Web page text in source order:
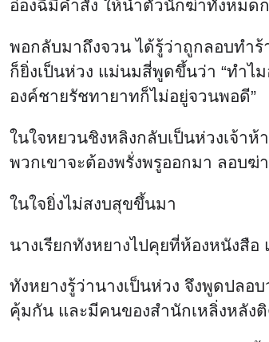
อ๋องฉีมีคำสั่ง ให้นำตัวนักฆ่าทั้งหมด
พอกลับมาถึงจวน ได้รู้ว่าถูกลอบทำร้
ก็ยิ่งเป็นห่วง แม่นมสี่พูดขึ้นว่า “ทำไ
องค์ชายรัชทายาทก็ไม่อยู่จวนพอดี”
ในใจหยวนชิงหลิงกลับเป็นห่วงเจ้า
พวกเขาจะต้องพรั่งพรูออกมา ลอบฆ่
ในใจยิ่งไม่สงบสุขขึ้นมา
นางเรียกทังหยางไปคุยที่ห้องหนังสือ
ทังหยางรู้ว่านางเป็นห่วง จึงพูดปลอ
คุ้มกัน และมีคนของสำนักเหลิ่งหลัง